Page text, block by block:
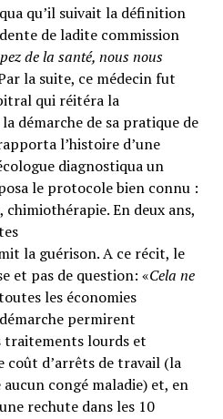
qu’il suivait la définition
de ladite commission
de la santé, nous nous
la suite, ce médecin fut
qui réitéra la
démarche de sa pratique de
l’histoire d’une
diagnostiqua un
le protocole bien connu :
En deux ans,
la guérison. A ce récit, le
et pas de question: «Cela ne
les économies
permirent
traitements lourds et
coût d’arrêts de travail (la
congé maladie) et, en
rechute dans les 10